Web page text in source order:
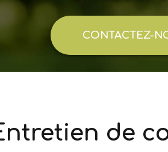
CONTACTEZ-
de